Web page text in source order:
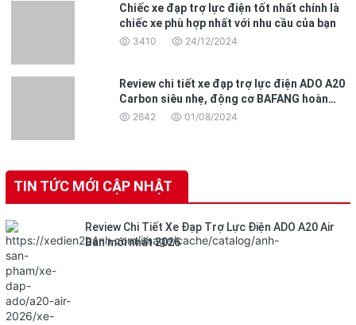
Chiếc xe đạp trợ lực điện tốt nhất chính là
chiếc xe phù hợp nhất với nhu cầu của bạn
3410 24/12/2024
Review chi tiết xe đạp trợ lực điện ADO A20
Carbon siêu nhẹ, động cơ BAFANG hoàn
toàn mới
2642 01/08/2024
TIN TỨC MỚI CẬP NHẬT
Review Chi Tiết Xe Đạp Trợ Lực Điện ADO A20 Air
Bản mới nhất 2026